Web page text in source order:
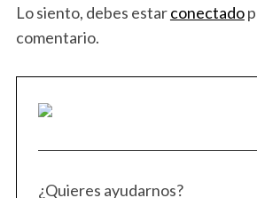
Lo siento, debes estarconectado
comentario.
¿Quieres ayudarnos?